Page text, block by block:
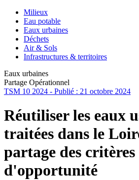
Milieux
Eau potable
Eaux urbaines
Déchets
Air & Sols
Infrastructures & territoires
Eaux urbaines
Partage Opérationnel
TSM 10 2024 - Publié : 21 octobre 2024
Réutiliser les eaux
traitées dans le
partage des critères
d'opportunité